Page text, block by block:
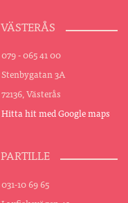
VÄSTERÅS
079 - 065 41 00
Stenbygatan 3A
72136, Västerås
Hitta hit med Google maps
PARTILLE
031-10 69 65